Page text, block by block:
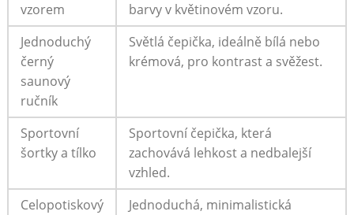
vzorem
barvy v květinovém vzoru.
Jednoduchý
černý
saunový
ručník
Světlá čepička, ideálně bílá nebo
krémová, pro kontrast a svěžest.
Sportovní
šortky a tílko
Sportovní čepička, která
zachovává lehkost a nedbalejší
vzhled.
Celopotiskový
Jednoduchá, minimalistická